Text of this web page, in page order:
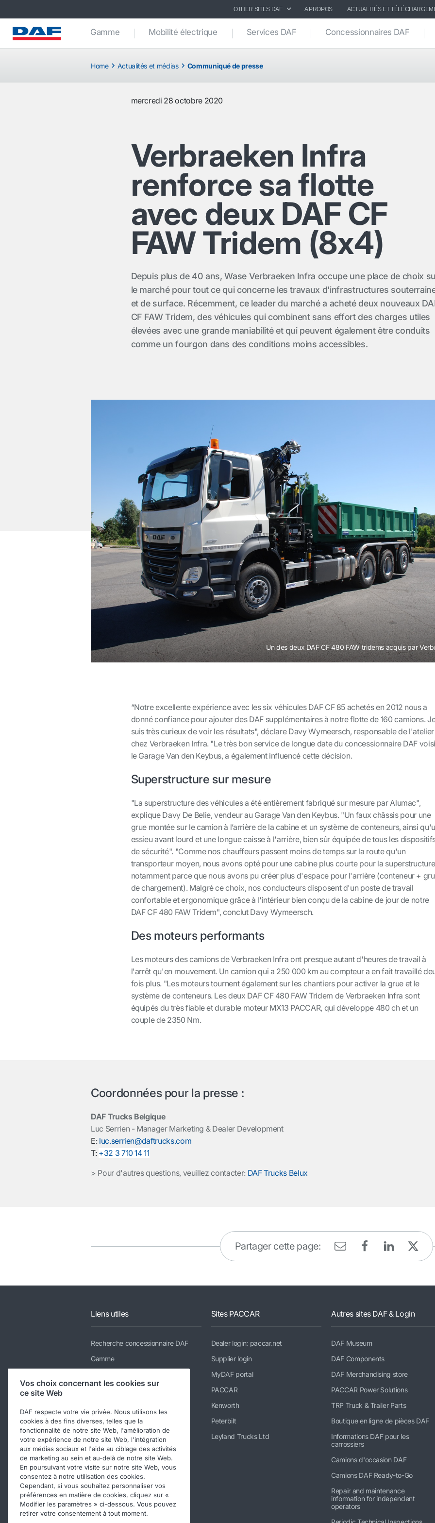
OTHER SITES DAF A PROPOS ACTUALITÉS ET
Gamme Mobilité électrique Services DAF Concessionnaires DAF
Home Actualités et médias Communiqué de presse
mercredi 28 octobre 2020
Verbraeken Infra
renforce sa flotte
avec deux DAF CF
FAW Tridem (8x4)
Depuis plus de 40 ans, Wase Verbraeken Infra occupe une place de choix
le marché pour tout ce qui concerne les travaux d'infrastructures
et de surface. Récemment, ce leader du marché a acheté deux nouveaux
CF FAW Tridem, des véhicules qui combinent sans effort des charges utiles
élevées avec une grande maniabilité et qui peuvent également être conduits
comme un fourgon dans des conditions moins accessibles.
Un des deux DAF CF 480 FAW tridems acquis par
“Notre excellente expérience avec les six véhicules DAF CF 85 achetés en 2012 nous a
donné confiance pour ajouter des DAF supplémentaires à notre flotte de 160 camions.
suis très curieux de voir les résultats", déclare Davy Wymeersch, responsable de l'atelier
chez Verbraeken Infra. "Le très bon service de longue date du concessionnaire DAF
le Garage Van den Keybus, a également influencé cette décision.
Superstructure sur mesure
"La superstructure des véhicules a été entièrement fabriqué sur mesure par Alumac",
explique Davy De Belie, vendeur au Garage Van den Keybus. "Un faux châssis pour une
grue montée sur le camion à l’arrière de la cabine et un système de conteneurs, ainsi
essieu avant lourd et une longue caisse à l'arrière, bien sûr équipée de tous les
de sécurité". "Comme nos chauffeurs passent moins de temps sur la route qu'un
transporteur moyen, nous avons opté pour une cabine plus courte pour la
notamment parce que nous avons pu créer plus d'espace pour l'arrière (conteneur +
de chargement). Malgré ce choix, nos conducteurs disposent d'un poste de travail
confortable et ergonomique grâce à l'intérieur bien conçu de la cabine de jour de notre
DAF CF 480 FAW Tridem", conclut Davy Wymeersch.
Des moteurs performants
Les moteurs des camions de Verbraeken Infra ont presque autant d'heures de travail à
l'arrêt qu'en mouvement. Un camion qui a 250 000 km au compteur a en fait travaillé
fois plus. "Les moteurs tournent également sur les chantiers pour activer la grue et le
système de conteneurs. Les deux DAF CF 480 FAW Tridem de Verbraeken Infra sont
équipés du très fiable et durable moteur MX13 PACCAR, qui développe 480 ch et un
couple de 2350 Nm.
Coordonnées pour la presse :
DAF Trucks Belgique
Luc Serrien - Manager Marketing & Dealer Development
E: luc.serrien@daftrucks.com
T: +32 3 710 14 11
> Pour d'autres questions, veuillez contacter: DAF Trucks Belux
Partager cette page:
Liens utiles
Recherche concessionnaire DAF
Gamme
A propos
Contacter DAF Trucks Belgique
Code de conduite
Sites PACCAR
Dealer login: paccar.net
Supplier login
MyDAF portal
PACCAR
Kenworth
Peterbilt
Leyland Trucks Ltd
Autres sites DAF & Login
DAF Museum
DAF Components
DAF Merchandising store
PACCAR Power Solutions
TRP Truck & Trailer Parts
Boutique en ligne de pièces DAF
Informations DAF pour les
carrossiers
Camions d'occasion DAF
Camions DAF Ready-to-Go
Repair and maintenance
information for independent
operators
Vos choix concernant les cookies sur
ce site Web
DAF respecte votre vie privée. Nous utilisons les
cookies à des fins diverses, telles que la
fonctionnalité de notre site Web, l'amélioration de
votre expérience de notre site Web, l'intégration
aux médias sociaux et l'aide au ciblage des activités
de marketing au sein et au-delà de notre site Web.
En poursuivant votre visite sur notre site Web, vous
consentez à notre utilisation des cookies.
Cependant, si vous souhaitez personnaliser vos
préférences en matière de cookies, cliquez sur «
Modifier les paramètres » ci-dessous. Vous pouvez
retirer votre consentement à tout moment.